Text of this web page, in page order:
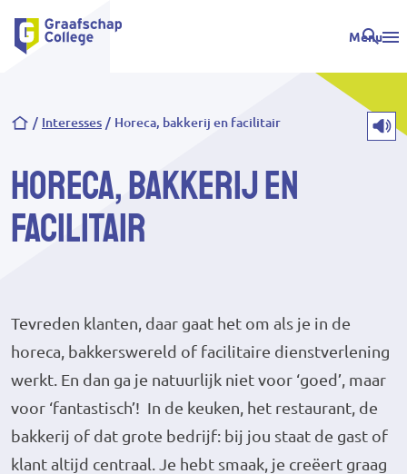
Menu
Kruimelpad
Interesses Horeca, bakkerij en facilitair
Horeca, bakkerij en
facilitair
Tevreden klanten, daar gaat het om als je in de
horeca, bakkerswereld of facilitaire dienstverlening
werkt. En dan ga je natuurlijk niet voor ‘goed’, maar
voor ‘fantastisch’! In de keuken, het restaurant, de
bakkerij of dat grote bedrijf: bij jou staat de gast of
klant altijd centraal. Je hebt smaak, je creëert graag